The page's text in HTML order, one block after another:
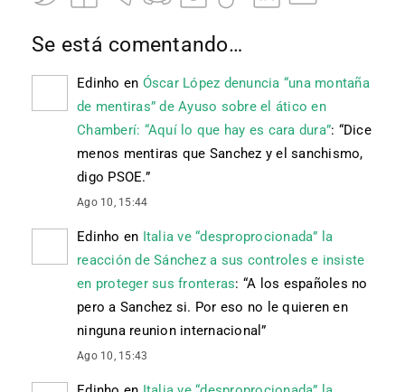
Se está comentando…
Edinho en Óscar López denuncia “una montaña
de mentiras” de Ayuso sobre el ático en
Chamberí: “Aquí lo que hay es cara dura”: “Dice
menos mentiras que Sanchez y el sanchismo,
digo PSOE.”
Ago 10, 15:44
Edinho en Italia ve “desproprocionada” la
reacción de Sánchez a sus controles e insiste
en proteger sus fronteras: “A los españoles no
pero a Sanchez si. Por eso no le quieren en
ninguna reunion internacional”
Ago 10, 15:43